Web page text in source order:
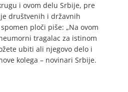
i ovom delu Srbije, pre
društvenih i državnih
ploči piše: „Na ovom
tragalac za istinom
ubiti ali njegovo delo i
kolega – novinari Srbije.